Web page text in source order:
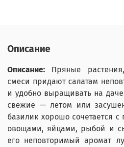
Описание
Описание: Пряные
смеси придают салатам
и удобно выращивать на
свежие — летом или
базилик хорошо сочетается
овощами, яйцами, рыбой и
его неповторимый аромат